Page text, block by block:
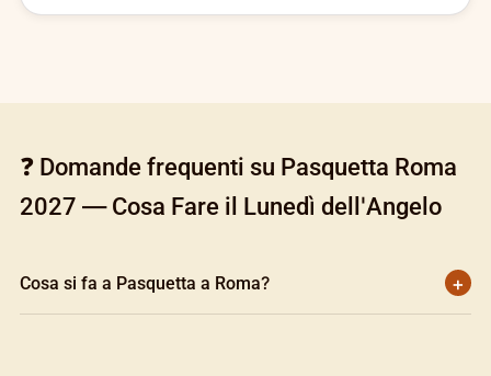
❓ Domande frequenti su Pasquetta Roma
2027 — Cosa Fare il Lunedì dell'Angelo
Cosa si fa a Pasquetta a Roma? +